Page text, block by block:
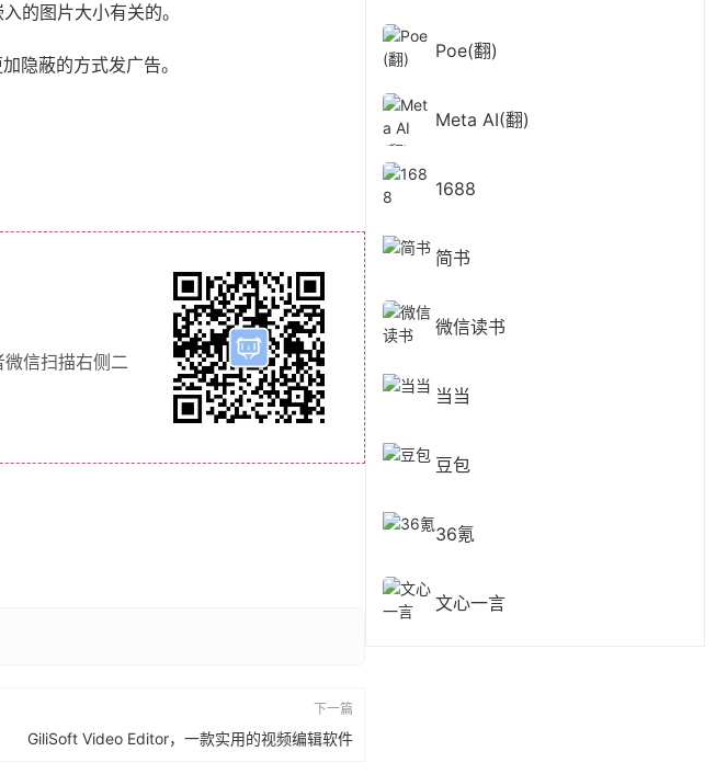
的图片大小有关的。
隐蔽的方式发广告。
信扫描右侧二
下一篇
GiliSoft Video Editor，一款实用的视频编辑软件
Poe(翻)
Meta AI(翻)
1688
简书
微信读书
当当
豆包
36氪
文心一言